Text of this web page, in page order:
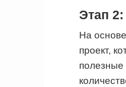
Этап
На
проект,
полезные